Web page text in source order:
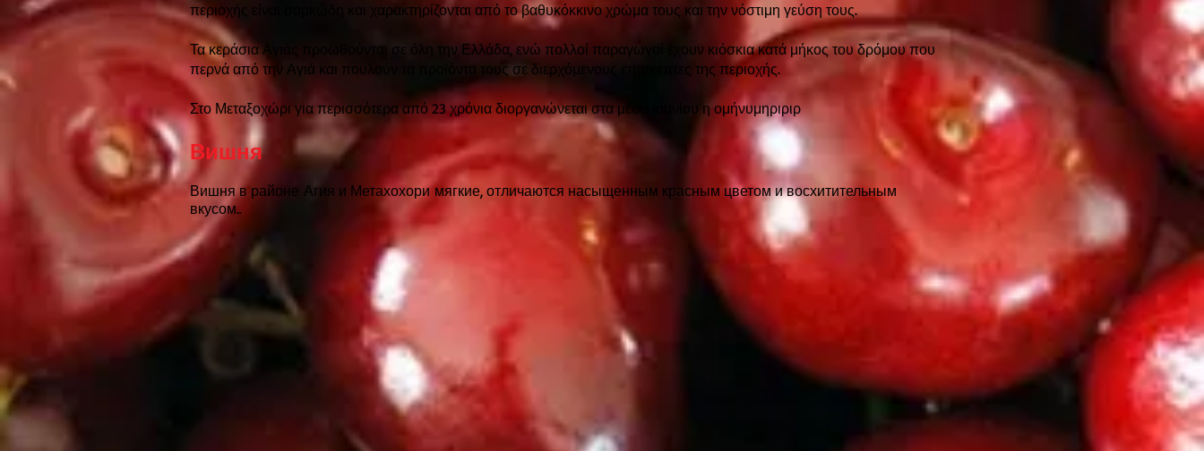
περιοχής είναι σαρκώδη και χαρακτηρίζονται από το βαθυκόκκινο χρώμα τους και την νόστιμη γεύση τους.
Τα κεράσια Αγιάς προωθούνται σε όλη την Ελλάδα, ενώ πολλοί παραγωγοί έχουν κιόσκια κατά μήκος του δρόμου που
περνά από την Αγιά και πουλούν τα προϊόντα τους σε διερχόμενους επισκέπτες της περιοχής.
Στο Μεταξοχώρι για περισσότερα από 23 χρόνια διοργανώνεται στα μέσα Ιουνίου η ομήνυμηριριρ
Вишня
Вишня в районе Агия и Метахохори мягкие, отличаются насыщенным красным цветом и восхитительным
вкусом..